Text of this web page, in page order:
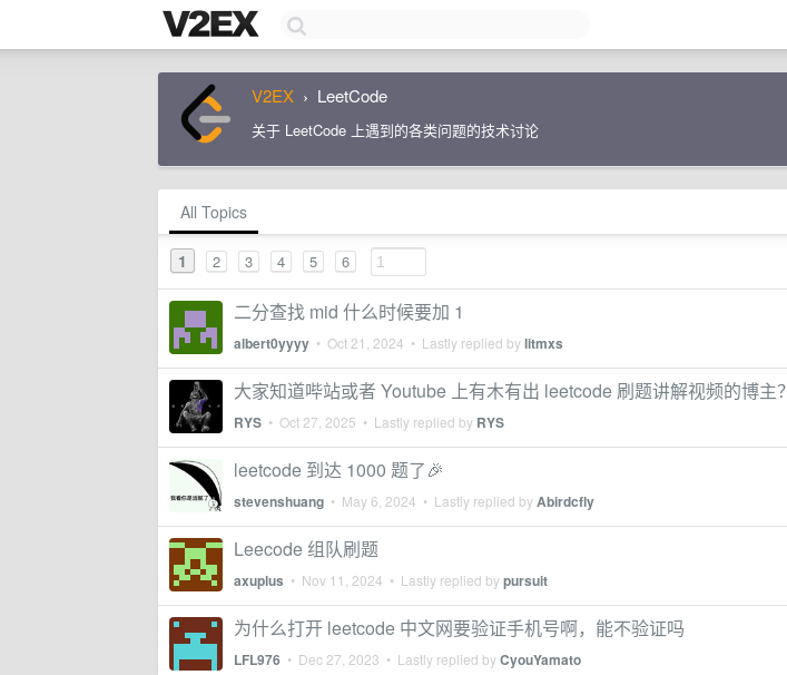
V2EX › LeetCode
关于 LeetCode 上遇到的各类问题的技术讨论
All Topics
1 2 3 4 5 6
二分查找 mid 什么时候要加 1
albert0yyyy • Oct 21, 2024 • Lastly replied bylitmxs
大家知道哔站或者 Youtube 上有木有出 leetcode 刷题讲解视频的博主？
RYS • Oct 27, 2025 • Lastly replied by RYS
leetcode 到达 1000 题了🎉
stevenshuang • May 6, 2024 • Lastly replied byAbirdcfly
Leecode 组队刷题
axuplus • Nov 11, 2024 • Lastly replied bypursuit
为什么打开 leetcode 中文网要验证手机号啊，能不验证吗
LFL976 • Dec 27, 2023 • Lastly replied byCyouYamato